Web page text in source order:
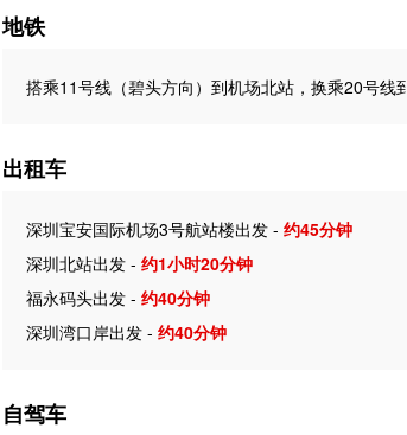
地铁
搭乘11号线（碧头方向）到机场北站，换乘20号线
出租车
深圳宝安国际机场3号航站楼出发 - 约45分钟
深圳北站出发 - 约1小时20分钟
福永码头出发 - 约40分钟
深圳湾口岸出发 - 约40分钟
自驾车